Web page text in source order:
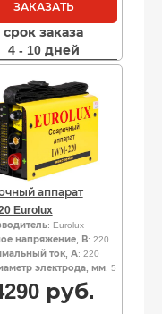
ЗАКАЗАТЬ
срок заказа
4 - 10 дней
аппарат
Eurolux
: Eurolux
напряжение, В: 220
ток, А: 220
электрода, мм: 5
руб.